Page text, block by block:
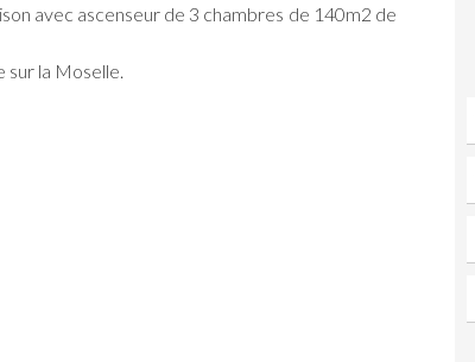
avec ascenseur de 3 chambres de 140m2 de
la Moselle.